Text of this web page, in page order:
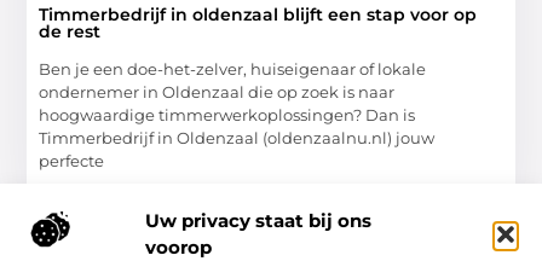
Uw privacy staat bij ons
voorop
Timmerbedrijf in oldenzaal blijft een stap voor op
de rest
Ben je een doe-het-zelver, huiseigenaar of lokale
ondernemer in Oldenzaal die op zoek is naar
hoogwaardige timmerwerkoplossingen? Dan is
Timmerbedrijf in Oldenzaal (oldenzaalnu.nl) jouw
perfecte